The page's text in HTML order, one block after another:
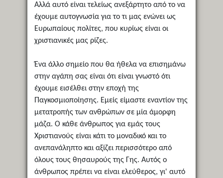
Αλλά αυτό είναι τελείως ανεξάρτητο από το να
έχουμε αυτογνωσία για το τι μας ενώνει ως
Ευρωπαίους πολίτες, που κυρίως είναι οι
χριστιανικές μας ρίζες.
Ένα άλλο σημείο που θα ήθελα να επισημάνω
στην αγάπη σας είναι ότι είναι γνωστό ότι
έχουμε εισέλθει στην εποχή της
Παγκοσμιοποίησης. Εμείς είμαστε εναντίον της
μετατροπής των ανθρώπων σε μία άμορφη
μάζα. Ο κάθε άνθρωπος για εμάς τους
Χριστιανούς είναι κάτι το μοναδικό και το
ανεπανάληπτο και αξίζει περισσότερο από
όλους τους θησαυρούς της Γης. Αυτός ο
άνθρωπος πρέπει να είναι ελεύθερος, γι' αυτό